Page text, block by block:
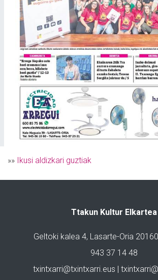
»» Ikusi aldizkari guztiak
Ttakun Kultur Elkartea
Geltoki kalea 4, Lasarte-Oria
943 37 14 48
txintxarri@txintxarri.eus |